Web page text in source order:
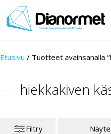
Etusivu / Tuotteet avainsanalla
hiekkakiven
Filtry